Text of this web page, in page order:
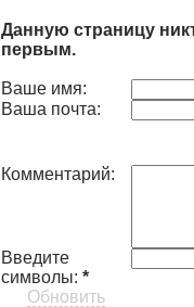
Данную страницу
первым.
Ваше имя:
Ваша почта:
Комментарий:
Введите
символы:*
Обновить